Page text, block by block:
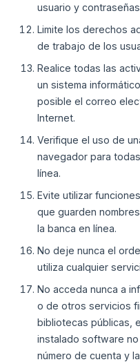
usuario y
Limite los derechos
de trabajo de los
Realice todas las
un sistema
posible el correo
Internet.
Verifique el uso de
navegador para
línea.
Evite utilizar
que guarden
la banca en línea.
No deje nunca el
utiliza cualquier
No acceda nunca a
o de otros servicios
bibliotecas públicas,
instalado software
número de cuenta y